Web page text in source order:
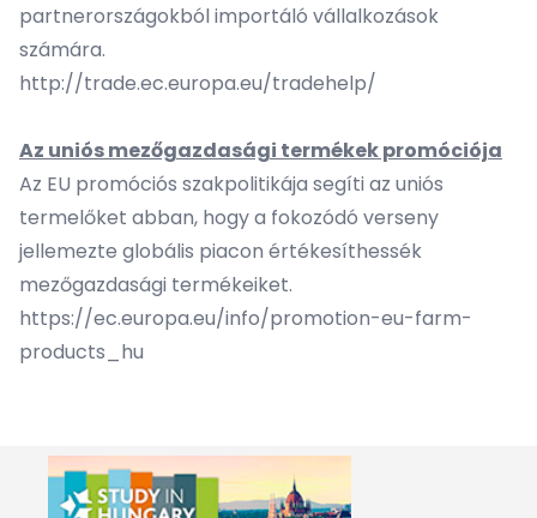
partnerországokból importáló vállalkozások
számára.
http://trade.ec.europa.eu/tradehelp/
Az uniós mezőgazdasági termékek promóciója
Az EU promóciós szakpolitikája segíti az uniós
termelőket abban, hogy a fokozódó verseny
jellemezte globális piacon értékesíthessék
mezőgazdasági termékeiket.
https://ec.europa.eu/info/promotion-eu-farm-
products_hu